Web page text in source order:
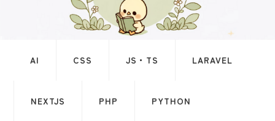
AI CSS JS・TS LARAVEL
NEXTJS PHP PYTHON